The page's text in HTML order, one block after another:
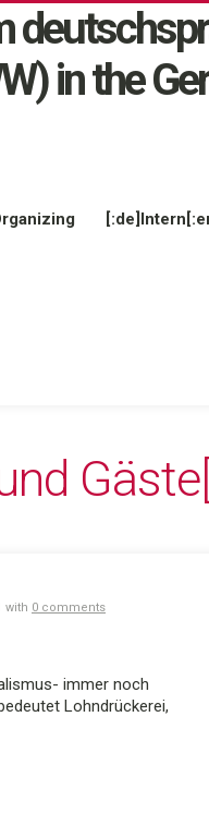
with 0 comments
immer noch
Lohndrückerei,